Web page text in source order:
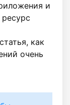
и
как
очень